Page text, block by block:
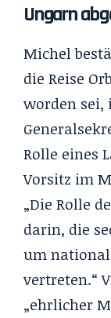
Ungarn
Michel
die Reise
worden sei,
Rolle eines
Vorsitz im
„Die Rolle
darin, die
um
vertreten.“
„ehrlicher